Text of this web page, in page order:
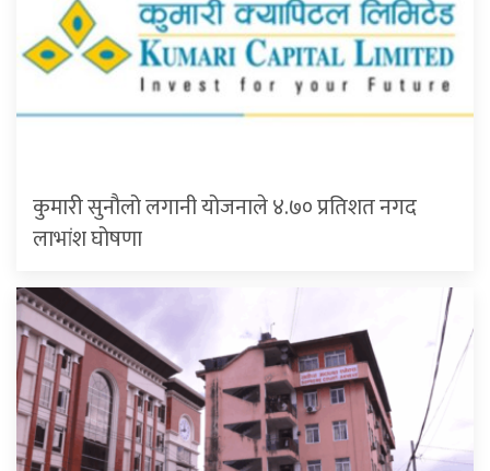
कुमारी सुनौलो लगानी योजनाले ४.७० प्रतिशत नगद
लाभांश घोषणा